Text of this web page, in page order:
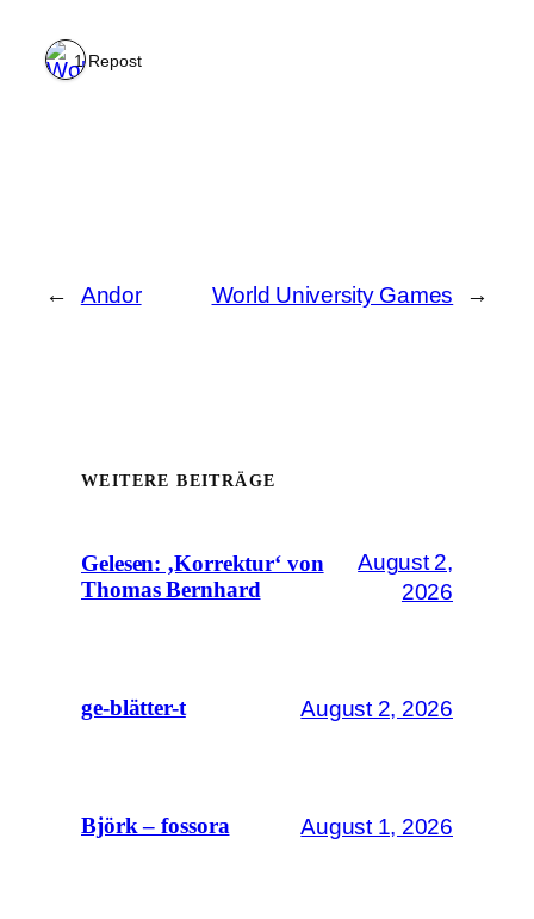
1 Repost
← Andor World University Games →
WEITERE BEITRÄGE
Gelesen: ‚Korrektur‘ von
Thomas Bernhard
August 2,
2026
ge-blätter-t August 2, 2026
Björk – fossora August 1, 2026